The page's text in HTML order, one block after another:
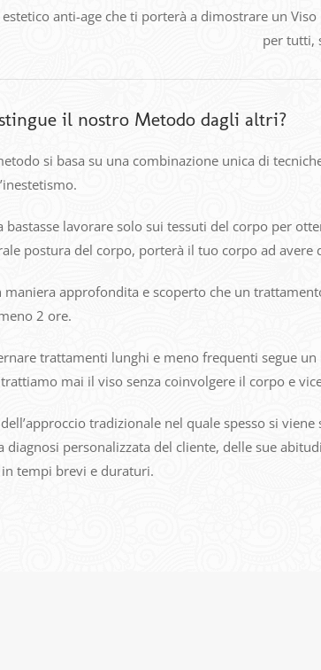
anti-age che ti porterà a dimostrare un
per tutti,
il nostro Metodo dagli altri?
si basa su una combinazione unica di
bastasse lavorare solo sui tessuti del corpo per
postura del corpo, porterà il tuo corpo ad
approfondita e scoperto che un
2 ore.
trattamenti lunghi e meno frequenti segue
mai il viso senza coinvolgere il corpo e
tradizionale nel quale spesso si
diagnosi personalizzata del cliente, delle sue
tempi brevi e duraturi.